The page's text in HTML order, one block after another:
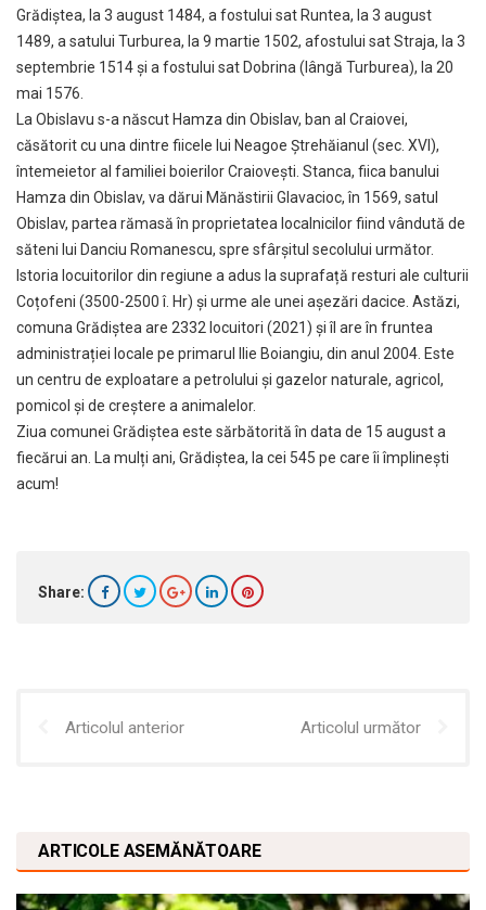
Grădiștea, la 3 august 1484, a fostului sat Runtea, la 3 august
1489, a satului Turburea, la 9 martie 1502, afostului sat Straja, la 3
septembrie 1514 și a fostului sat Dobrina (lângă Turburea), la 20
mai 1576.
La Obislavu s-a născut Hamza din Obislav, ban al Craiovei,
căsătorit cu una dintre fiicele lui Neagoe Ștrehăianul (sec. XVI),
întemeietor al familiei boierilor Craiovești. Stanca, fiica banului
Hamza din Obislav, va dărui Mănăstirii Glavacioc, în 1569, satul
Obislav, partea rămasă în proprietatea localnicilor fiind vândută de
săteni lui Danciu Romanescu, spre sfârșitul secolului următor.
Istoria locuitorilor din regiune a adus la suprafață resturi ale culturii
Coțofeni (3500-2500 î. Hr) și urme ale unei așezări dacice. Astăzi,
comuna Grădiștea are 2332 locuitori (2021) și îl are în fruntea
administrației locale pe primarul Ilie Boiangiu, din anul 2004. Este
un centru de exploatare a petrolului și gazelor naturale, agricol,
pomicol și de creștere a animalelor.
Ziua comunei Grădiștea este sărbătorită în data de 15 august a
fiecărui an. La mulți ani, Grădiștea, la cei 545 pe care îi împlinești
acum!
Share:
Articolul anterior Articolul următor
ARTICOLE ASEMĂNĂTOARE